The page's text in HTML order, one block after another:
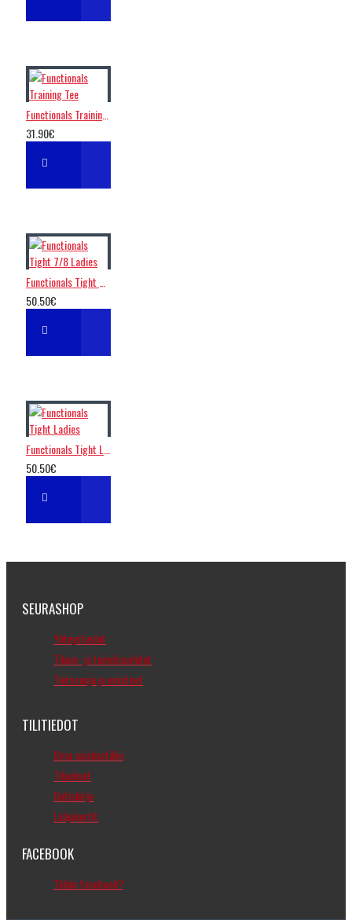
31.90€
50.50€
50.50€
SEURASHOP
Yhteystiedot
Tilaus- ja toimitusehdot
Tietosuoja ja evästeet
TILITIEDOT
Oma asiakastilini
Tilaukset
Uutiskirje
Lahjakortit
FACEBOOK
Tähän facebook?